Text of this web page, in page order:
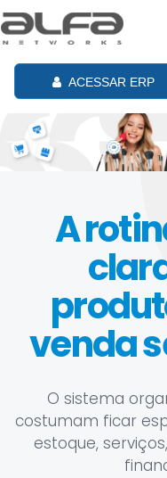
ACESSAR ERP
A
venda
O sistema
costumam ficar
estoque,